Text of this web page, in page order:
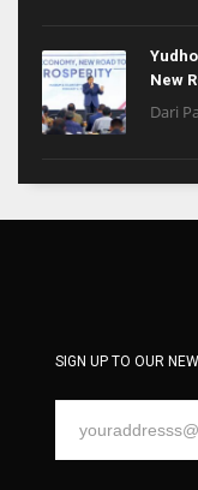
New
Dari
SIGN UP TO OUR